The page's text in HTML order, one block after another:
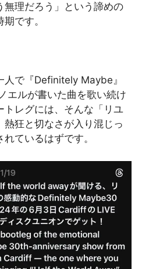
無理だろう」という諦めの
です。
人で『Definitely Maybe』
エルが書いた曲を歌い続け
トレグには、そんな「リユ
熱狂と切なさが入り混じっ
ているはずです。